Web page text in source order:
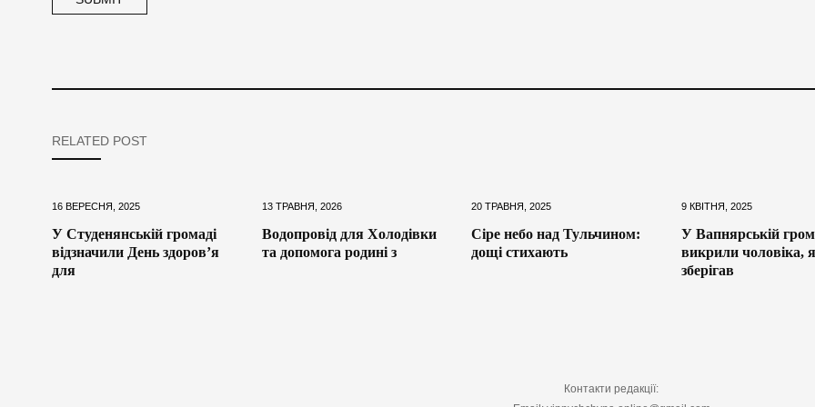
RELATED POST
16 ВЕРЕСНЯ, 2025
У Студенянській громаді
відзначили День здоров’я
для
13 ТРАВНЯ, 2026
Водопровід для Холодівки
та допомога родині з
20 ТРАВНЯ, 2025
Сіре небо над Тульчином:
дощі стихають
9 КВІТНЯ, 2025
У Вапнярській
викрили чоловіка,
зберігав
Контакти редакції: